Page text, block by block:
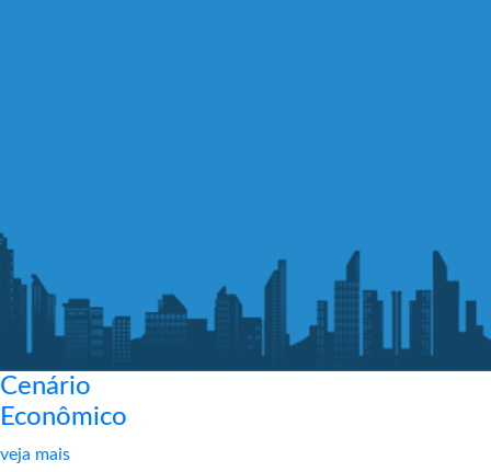
Cenário
Econômico
veja mais